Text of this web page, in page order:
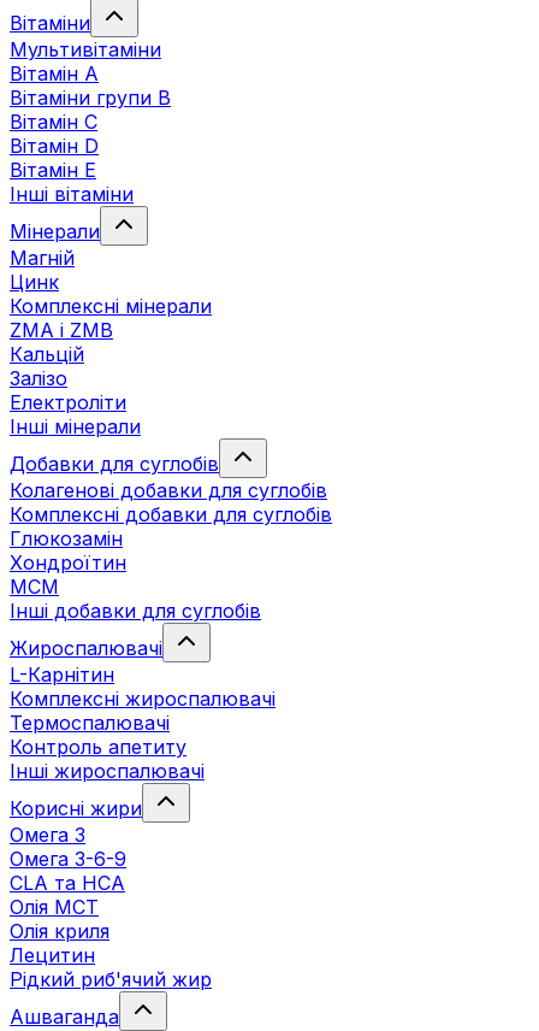
Вітаміни
Мультивітаміни
Вітамін А
Вітаміни групи В
Вітамін C
Вітамін D
Вітамін Е
Інші вітаміни
Мінерали
Магній
Цинк
Комплексні мінерали
ZMA і ZMB
Кальцій
Залізо
Електроліти
Інші мінерали
Добавки для суглобів
Колагенові добавки для суглобів
Комплексні добавки для суглобів
Глюкозамін
Хондроїтин
МСМ
Інші добавки для суглобів
Жироспалювачі
L-Карнітин
Комплексні жироспалювачі
Термоспалювачі
Контроль апетиту
Інші жироспалювачі
Корисні жири
Омега 3
Омега 3-6-9
CLA та HCA
Олія МСТ
Олія криля
Лецитин
Рідкий риб'ячий жир
Ашваганда